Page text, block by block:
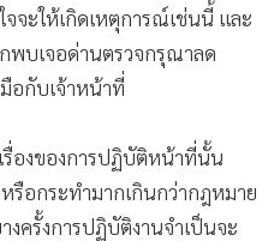
จจะให้เกิดเหตุการณ์เช่นนี้ และ
พบเจอด่านตรวจกรุณาลด
มือกับเจ้าหน้าที่
รื่องของการปฏิบัติหน้าที่นั้น
รือกระทำมากเกินกว่ากฎหมาย
งครั้งการปฏิบัติงานจำเป็นจะ